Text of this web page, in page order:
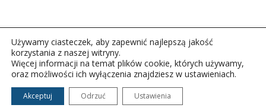
Copyright © 2026Polskie Radio Rzeszów S.A. w likwidacj.
Wszelkie prawa zastrzeżone.
Używamy ciasteczek, aby zapewnić najlepszą jakość
korzystania z naszej witryny.
Więcej informacji na temat plików cookie, których używamy,
oraz możliwości ich wyłączenia znajdziesz w ustawieniach.
Akceptuj Odrzuć Ustawienia